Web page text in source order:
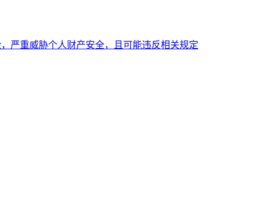
严重威胁个人财产安全，且可能违反相关规定